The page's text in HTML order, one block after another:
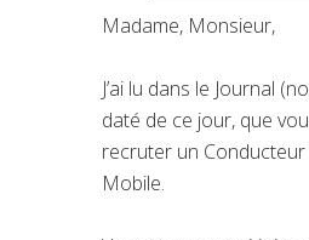
Madame, Monsieur,
J’ai lu dans le Journal
daté de ce jour, que
recruter un
Mobile.